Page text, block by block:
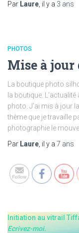
Par Laure , il y a 3 ans
PHOTOS
Mise à
La boutique photo
la boutique.
photo. J’ai mis à jour
thème que je travaille
photographie le
Par Laure , il y a 7 ans
Initiation au vitrail
Ecrivez-moi.